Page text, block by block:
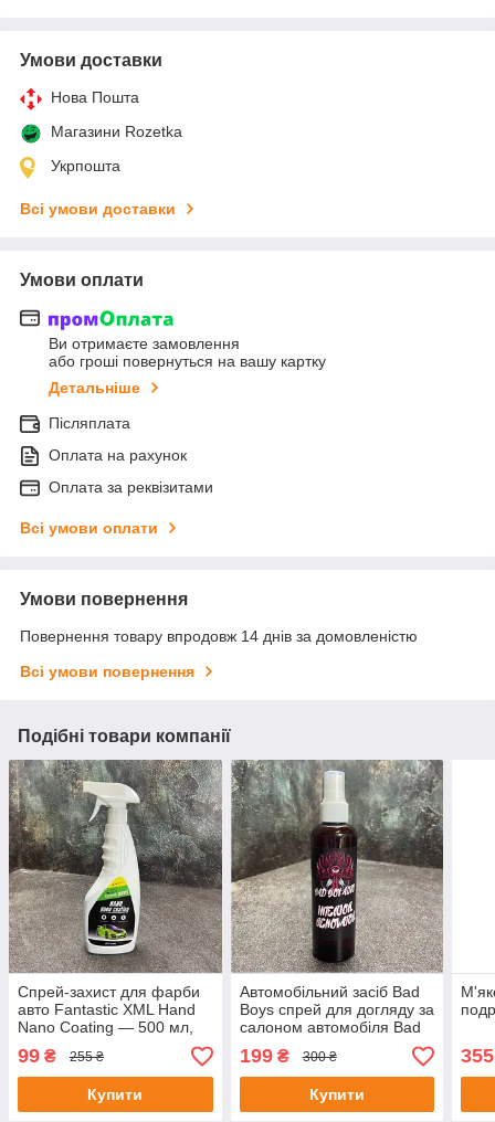
Умови доставки
Нова Пошта
Магазини Rozetka
Укрпошта
Всі умови доставки
Умови оплати
Ви отримаєте замовлення
або гроші повернуться на вашу картку
Детальніше
Післяплата
Оплата на рахунок
Оплата за реквізитами
Всі умови оплати
Умови повернення
Повернення товару впродовж 14 днів за домовленістю
Всі умови повернення
Подібні товари компанії
Спрей-захист для фарби
авто Fantastic XML Hand
Nano Coating — 500 мл,
антисажа
99 ₴ 255 ₴
Купити
Автомобільний засіб Bad
Boys спрей для догляду за
салоном автомобіля Bad
boys Auto Interior renovator
199₴ 300 ₴
Купити
355